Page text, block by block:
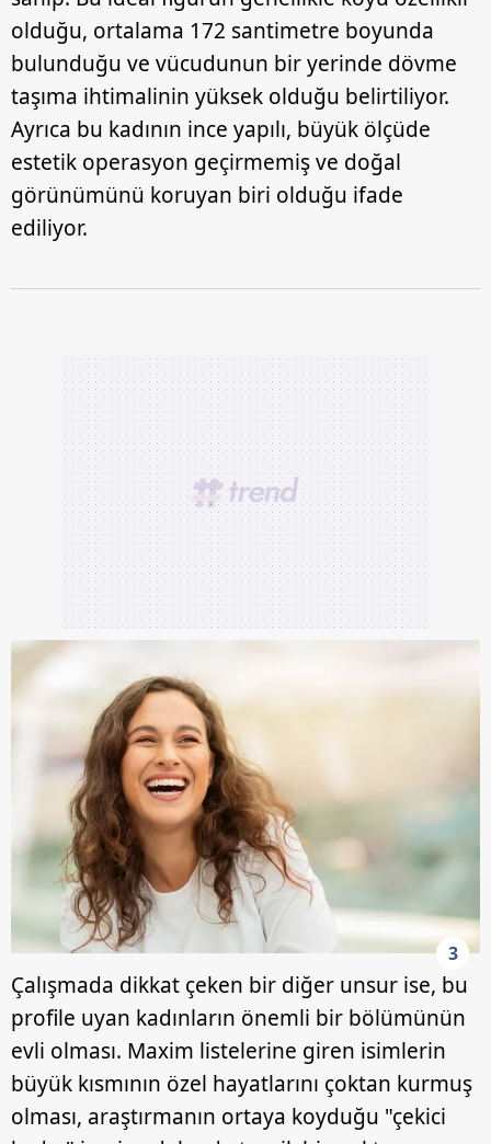
olduğu, ortalama 172 santimetre boyunda
bulunduğu ve vücudunun bir yerinde dövme
taşıma ihtimalinin yüksek olduğu belirtiliyor.
Ayrıca bu kadının ince yapılı, büyük ölçüde
estetik operasyon geçirmemiş ve doğal
görünümünü koruyan biri olduğu ifade
ediliyor.
3
Çalışmada dikkat çeken bir diğer unsur ise, bu
profile uyan kadınların önemli bir bölümünün
evli olması. Maxim listelerine giren isimlerin
büyük kısmının özel hayatlarını çoktan kurmuş
olması, araştırmanın ortaya koyduğu "çekici